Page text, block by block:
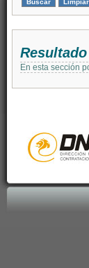
En esta sección